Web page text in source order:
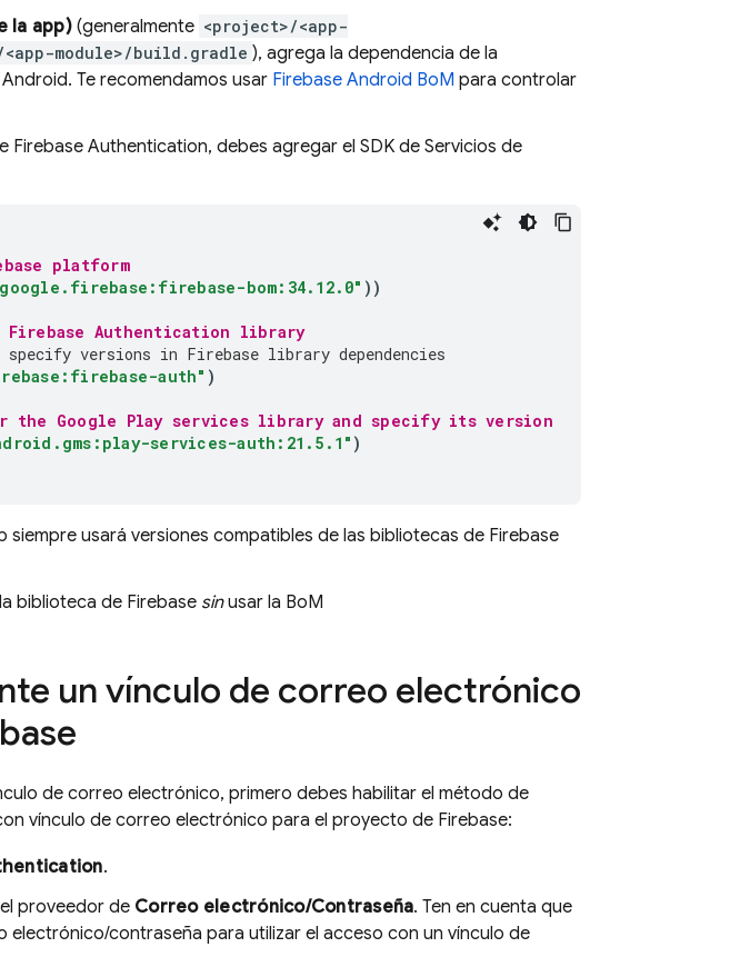
la app)(generalmente <project>/<app-
module>/build.gradle ), agrega la dependencia de la
Te recomendamos usar Firebase Android BoM para controlar
Firebase Authentication, debes agregar el SDK de Servicios de
platform
bom:34.12.0" ))
Firebase Authentication library
versions in Firebase library dependencies
auth" )
the Google Play services library and specify its version
services-auth:21.5.1" )
siempre usará versiones compatibles de las bibliotecas de Firebase
biblioteca de Firebase sinusar la BoM
un vínculo de correo electrónico
de correo electrónico, primero debes habilitar el método de
vínculo de correo electrónico para el proyecto de Firebase:
.
proveedor de Correo electrónico/Contraseña. Ten en cuenta que
electrónico/contraseña para utilizar el acceso con un vínculo de